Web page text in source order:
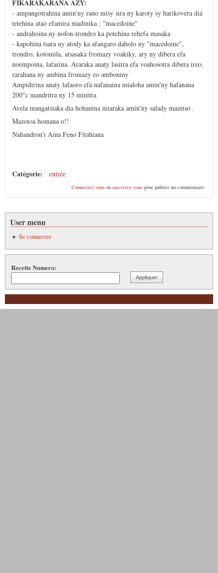
FIKARAKARANA AZY:
- ampangotrahina amin'ny rano misy sira ny karoty sy harikovera dia
tetehina atao efamira madinika : "macedoine"
- andrahoina ny nofon-trondro ka potehina rehefa masaka
- kapohina tsara ny atody ka afangaro daholo ny "macedoine",
trondro, kotomila, atsasaka fromazy voakiky, ary ny dibera efa
noempoina, lafarina. Araraka anaty lasitra efa voahosotra dibera ireo,
rarahana ny ambina fromazy eo amboniny
Ampidirina anaty lafaoro efa nafanaina mialoha amin'ny hafanana
200°c mandritra ny 15 minitra
Avela mangatsiaka dia hohanina miaraka amin'ny salady maintso .
Mazotoa homana o!!
Nahandron'i Aina Feno Fitahiana
Catégorie: entrée
Connectez-vousou inscrivez-vouspour publier un commentaire
User menu
Se connecter
Recette Numero: